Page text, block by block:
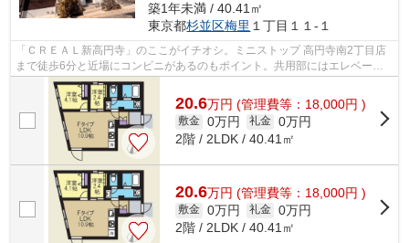
築1年未満 / 40.41㎡
東京都杉並区梅里 １丁目１１-１
「ＣＲＥＡＬ新高円寺」のここがイチオシ。ミニストップ 高円寺南2丁目店
まで徒歩6分と近場にコンビニがあるのもポイント。共用部にはエレベー
タ・敷地内ごみ置き場などが揃っており、...
20.6万円 (管理費等：18,000円 )
敷金 0万円 礼金 0万円
2階 / 2LDK / 40.41㎡
20.6万円 (管理費等：18,000円 )
敷金 0万円 礼金 0万円
2階 / 2LDK / 40.41㎡